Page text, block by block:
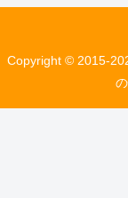
Copyright © 2015-